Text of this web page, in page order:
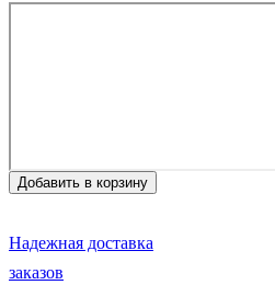
Надежная доставка
заказов